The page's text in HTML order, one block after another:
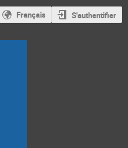
Français S'authentifier